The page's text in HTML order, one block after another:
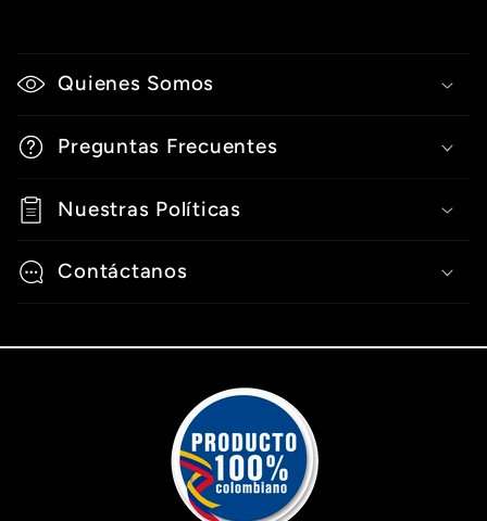
o
t
n
d
d
Quienes Somos
Preguntas Frecuentes
Nuestras Políticas
Contáctanos